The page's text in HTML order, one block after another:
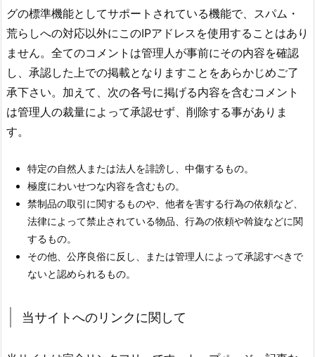
グの標準機能としてサポートされている機能で、スパム・
荒らしへの対応以外にこのIPアドレスを使用することはあり
ません。全てのコメントは管理人が事前にその内容を確認
し、承認した上での掲載となりますことをあらかじめご了
承下さい。加えて、次の各号に掲げる内容を含むコメント
は管理人の裁量によって承認せず、削除する事がありま
す。
特定の自然人または法人を誹謗し、中傷するもの。
極度にわいせつな内容を含むもの。
禁制品の取引に関するものや、他者を害する行為の依頼など、
法律によって禁止されている物品、行為の依頼や斡旋などに関
するもの。
その他、公序良俗に反し、または管理人によって承認すべきで
ないと認められるもの。
当サイトへのリンクに関して